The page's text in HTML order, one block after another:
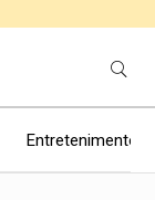
Entretenimento